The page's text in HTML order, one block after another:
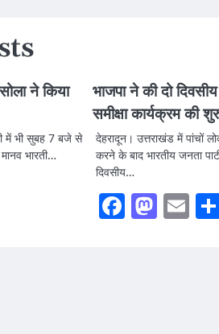
ने किया
में भी सुबह 7 बजे से
भारती…
भाजपा ने की दो
समीक्षा कार्यक्रम की
देहरादून। उत्तराखंड में पांचों
करने के बाद भारतीय जनता
दिवसीय…
Facebook